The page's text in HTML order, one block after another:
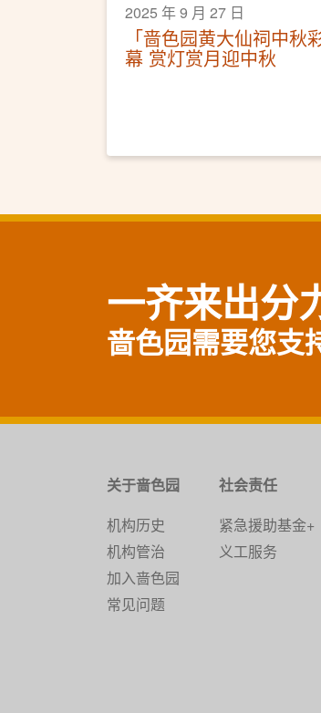
2025 年 9 月 27 日
「啬色园黄大仙祠中秋
幕 赏灯赏月迎中秋
一齐来出分
啬色园需要您支
关于啬色园
机构历史
机构管治
加入啬色园
常见问题
社会责任
紧急援助基金+
义工服务